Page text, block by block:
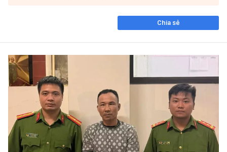
Chia sẻ